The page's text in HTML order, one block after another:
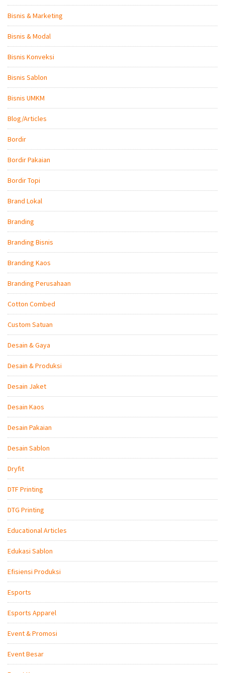
Bisnis & Marketing
Bisnis & Modal
Bisnis Konveksi
Bisnis Sablon
Bisnis UMKM
Blog/Articles
Bordir
Bordir Pakaian
Bordir Topi
Brand Lokal
Branding
Branding Bisnis
Branding Kaos
Branding Perusahaan
Cotton Combed
Custom Satuan
Desain & Gaya
Desain & Produksi
Desain Jaket
Desain Kaos
Desain Pakaian
Desain Sablon
Dryfit
DTF Printing
DTG Printing
Educational Articles
Edukasi Sablon
Efisiensi Produksi
Esports
Esports Apparel
Event & Promosi
Event Besar